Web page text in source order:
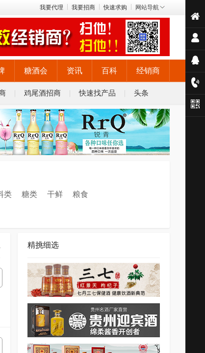
我要代理 我要招商 快速求购 网站导航
糖酒会 资讯 百科 经销商
鸡尾酒招商 快速找产品 头条
类 糖类 干鲜 粮食
精挑细选